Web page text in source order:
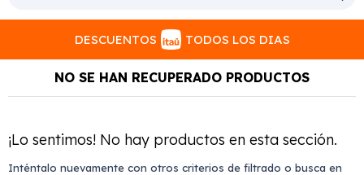
DESCUENTOS TODOS LOS DIAS
NO SE HAN RECUPERADO PRODUCTOS
¡Lo sentimos! No hay productos en esta sección.
Inténtalo nuevamente con otros criterios de filtrado o busca en